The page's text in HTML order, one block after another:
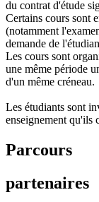
du contrat d'étude
Certains cours sont
(notamment
demande de
Les cours sont
une même période
d'un même créneau.
Les étudiants sont
enseignement qu'ils
Parcours
partenaires